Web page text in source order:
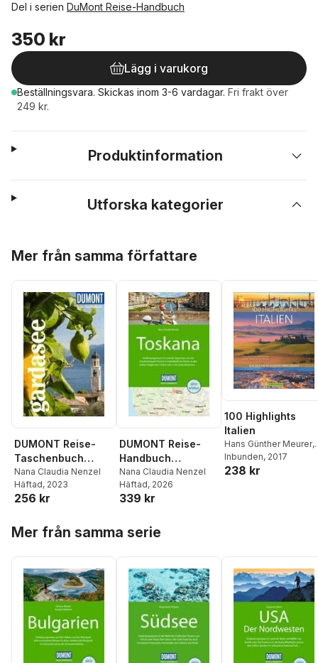
Del i serien DuMont Reise-Handbuch
350 kr
Lägg i varukorg
Beställningsvara. Skickas inom 3-6 vardagar. Fri frakt över
249 kr.
Produktinformation
Utforska kategorier
Mer från samma författare
DUMONT Reise-
Taschenbuch
Reiseführer
Gardasee
Nana Claudia Nenzel
Häftad, 2023
256 kr
DUMONT Reise-
Handbuch
Reiseführer
Toskana
Nana Claudia Nenzel
Häftad, 2026
339 kr
100 Highlights
Italien
Hans Günther Meurer,
Eugen E. Hüsler
Manfred Kostner
Claudia Nenzel,
Thomas Migge,Udo
Bernhart,Herbert
Taschler
Inbunden, 2017
238 kr
Mer från samma serie